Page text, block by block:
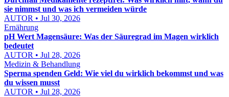
sie nimmst und was ich vermeiden würde
AUTOR • Jul 30, 2026
Ernährung
pH Wert Magensäure: Was der Säuregrad im Magen wirklich
bedeutet
AUTOR • Jul 28, 2026
Medizin & Behandlung
Sperma spenden Geld: Wie viel du wirklich bekommst und was
du wissen musst
AUTOR • Jul 28, 2026